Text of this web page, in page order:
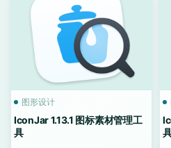
图形设计
IconJar 1.13.1 图标素材管理工
具